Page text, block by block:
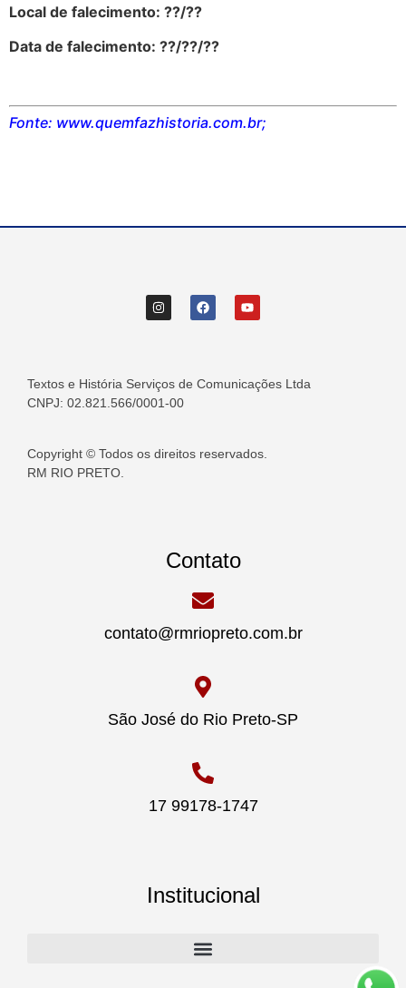
Local de falecimento: ??/??
Data de falecimento: ??/??/??
Fonte: www.quemfazhistoria.com.br;
Textos e História Serviços de Comunicações Ltda
CNPJ: 02.821.566/0001-00
Copyright © Todos os direitos reservados.
RM RIO PRETO.
Contato
contato@rmriopreto.com.br
São José do Rio Preto-SP
17 99178-1747
Institucional